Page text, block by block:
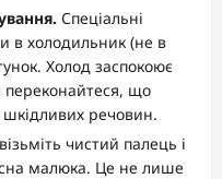
Спеціальні
в холодильник (не в
Холод заспокоює
переконайтеся, що
шкідливих речовин.
чистий палець і
малюка. Це не лише